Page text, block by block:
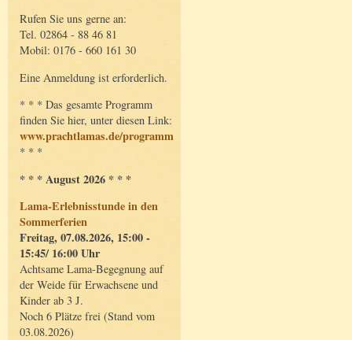
Rufen Sie uns gerne an:
Tel. 02864 - 88 46 81
Mobil: 0176 - 660 161 30
Eine Anmeldung ist erforderlich.
* * * Das gesamte Programm
finden Sie hier, unter diesen Link:
www.prachtlamas.de/programm
* * *
* * * August 2026 * * *
Lama-Erlebnisstunde in den
Sommerferien
Freitag, 07.08.2026, 15:00 -
15:45/ 16:00 Uhr
Achtsame Lama-Begegnung auf
der Weide für Erwachsene und
Kinder ab 3 J.
Noch 6 Plätze frei (Stand vom
03.08.2026)